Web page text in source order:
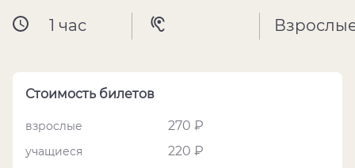
1 час
Стоимость билетов
взрослые 270 ₽
учащиеся 220 ₽